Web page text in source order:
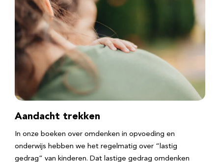
Aandacht trekken
In onze boeken over omdenken in opvoeding en
onderwijs hebben we het regelmatig over “lastig
gedrag” van kinderen. Dat lastige gedrag omdenken